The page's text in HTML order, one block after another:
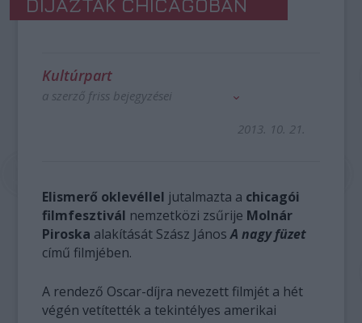
DÍJAZTÁK CHICAGÓBAN
Kultúrpart
a szerző friss bejegyzései
2013. 10. 21.
Elismerő oklevéllel jutalmazta a chicagói
filmfesztivál nemzetközi zsűrije Molnár
Piroska alakítását Szász JánosA nagy füzet
című filmjében.
A rendező Oscar-díjra nevezett filmjét a hét
végén vetítették a tekintélyes amerikai